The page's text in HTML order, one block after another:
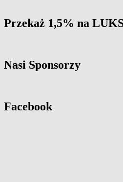
Przekaż 1,5% na
Nasi Sponsorzy
Facebook